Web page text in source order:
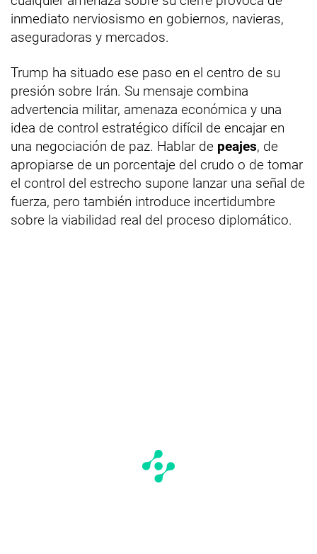
inmediato nerviosismo en gobiernos, navieras,
aseguradoras y mercados.
Trump ha situado ese paso en el centro de su
presión sobre Irán. Su mensaje combina
advertencia militar, amenaza económica y una
idea de control estratégico difícil de encajar en
una negociación de paz. Hablar de peajes, de
apropiarse de un porcentaje del crudo o de tomar
el control del estrecho supone lanzar una señal de
fuerza, pero también introduce incertidumbre
sobre la viabilidad real del proceso diplomático.